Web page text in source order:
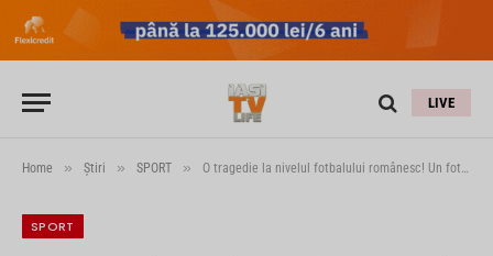
LIVE
Home » Știri » SPORT » O tragedie la nivelul fotbalului românesc! Un fotbalist în vârstă de numai 19 ani a murit
SPORT